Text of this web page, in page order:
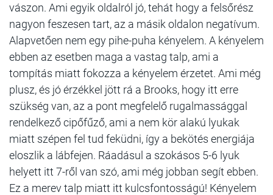
vászon. Ami egyik oldalról jó, tehát hogy a felsőrész
nagyon feszesen tart, az a másik oldalon negatívum.
Alapvetően nem egy pihe-puha kényelem. A kényelem
ebben az esetben maga a vastag talp, ami a
tompítás miatt fokozza a kényelem érzetet. Ami még
plusz, és jó érzékkel jött rá a Brooks, hogy itt erre
szükség van, az a pont megfelelő rugalmassággal
rendelkező cipőfűző, ami a nem kör alakú lyukak
miatt szépen fel tud feküdni, így a bekötés energiája
eloszlik a lábfejen. Ráadásul a szokásos 5-6 lyuk
helyett itt 7-ről van szó, ami még jobban segít ebben.
Ez a merev talp miatt itt kulcsfontosságú! Kényelem